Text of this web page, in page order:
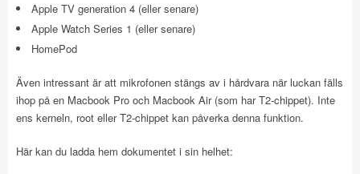
Apple TV generation 4 (eller senare)
Apple Watch Series 1 (eller senare)
HomePod
Även intressant är att mikrofonen stängs av i hårdvara när luckan fälls
ihop på en Macbook Pro och Macbook Air (som har T2-chippet). Inte
ens kerneln, root eller T2-chippet kan påverka denna funktion.
Här kan du ladda hem dokumentet i sin helhet: